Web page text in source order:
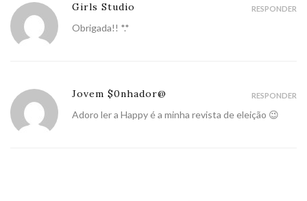
Girls Studio
Obrigada!! *.*
RESPONDER
Jovem $0nhador@
Adoro ler a Happy é a minha revista de eleição 😉
RESPONDER